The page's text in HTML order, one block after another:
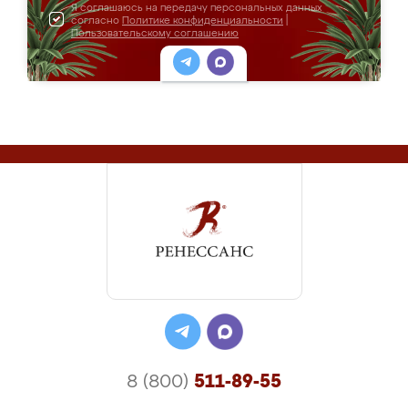
Я соглашаюсь на передачу персональных данных
согласно Политике конфиденциальности
Пользовательскому соглашению
8 (800) 511-89-55